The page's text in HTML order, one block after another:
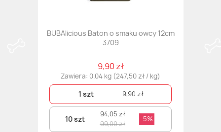
BUBAlicious Baton o smaku owcy 12cm
3709
9,90 zł
Zawiera: 0.04 kg (247,50 zł / kg)
1 szt 9,90 zł
10 szt
94,05 zł
99,00 zł
-5%